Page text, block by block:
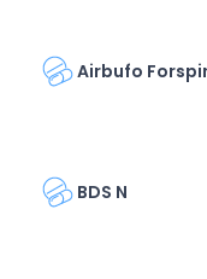
Airbufo
BDS N